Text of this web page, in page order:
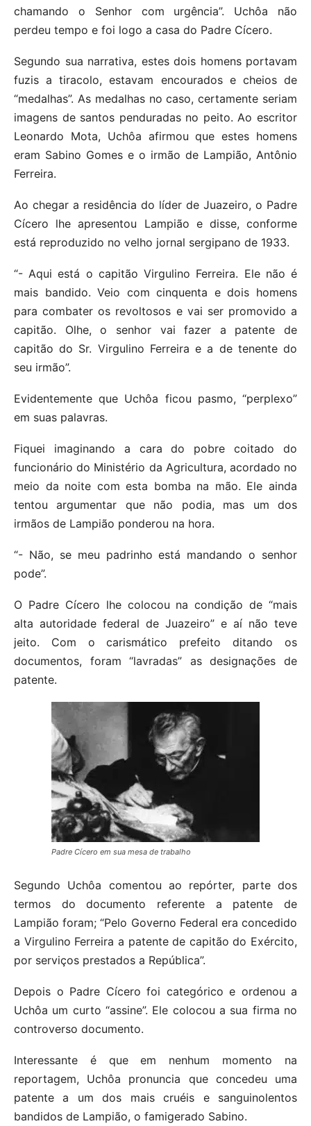
chamando o Senhor com urgência”. Uchôa não
perdeu tempo e foi logo a casa do Padre Cícero.
Segundo sua narrativa, estes dois homens portavam
fuzis a tiracolo, estavam encourados e cheios de
“medalhas”. As medalhas no caso, certamente seriam
imagens de santos penduradas no peito. Ao escritor
Leonardo Mota, Uchôa afirmou que estes homens
eram Sabino Gomes e o irmão de Lampião, Antônio
Ferreira.
Ao chegar a residência do líder de Juazeiro, o Padre
Cícero lhe apresentou Lampião e disse, conforme
está reproduzido no velho jornal sergipano de 1933.
“- Aqui está o capitão Virgulino Ferreira. Ele não é
mais bandido. Veio com cinquenta e dois homens
para combater os revoltosos e vai ser promovido a
capitão. Olhe, o senhor vai fazer a patente de
capitão do Sr. Virgulino Ferreira e a de tenente do
seu irmão”.
Evidentemente que Uchôa ficou pasmo, “perplexo”
em suas palavras.
Fiquei imaginando a cara do pobre coitado do
funcionário do Ministério da Agricultura, acordado no
meio da noite com esta bomba na mão. Ele ainda
tentou argumentar que não podia, mas um dos
irmãos de Lampião ponderou na hora.
“- Não, se meu padrinho está mandando o senhor
pode”.
O Padre Cícero lhe colocou na condição de “mais
alta autoridade federal de Juazeiro” e aí não teve
jeito. Com o carismático prefeito ditando os
documentos, foram “lavradas” as designações de
patente.
Padre Cícero em sua mesa de trabalho
Segundo Uchôa comentou ao repórter, parte dos
termos do documento referente a patente de
Lampião foram; “Pelo Governo Federal era concedido
a Virgulino Ferreira a patente de capitão do Exército,
por serviços prestados a República”.
Depois o Padre Cícero foi categórico e ordenou a
Uchôa um curto “assine”. Ele colocou a sua firma no
controverso documento.
Interessante é que em nenhum momento na
reportagem, Uchôa pronuncia que concedeu uma
patente a um dos mais cruéis e sanguinolentos
bandidos de Lampião, o famigerado Sabino.